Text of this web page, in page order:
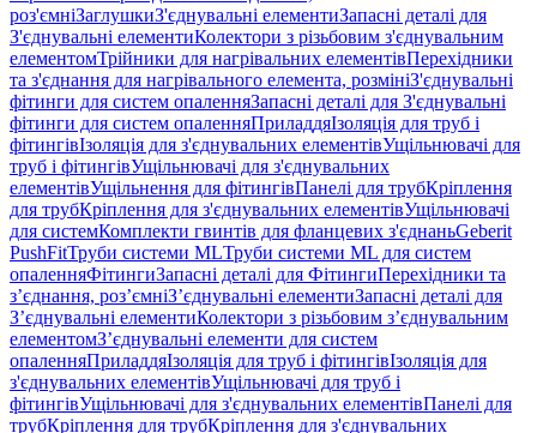
роз'ємніЗаглушкиЗ'єднувальні елементиЗапасні деталі для
З'єднувальні елементиКолектори з різьбовим з'єднувальним
елементомТрійники для нагрівальних елементівПерехідники
та з'єднання для нагрівального елемента, розмініЗ'єднувальні
фітинги для систем опаленняЗапасні деталі для З'єднувальні
фітинги для систем опаленняПриладдяІзоляція для труб і
фітингівІзоляція для з'єднувальних елементівУщільнювачі для
труб і фітингівУщільнювачі для з'єднувальних
елементівУщільнення для фітингівПанелі для трубКріплення
для трубКріплення для з'єднувальних елементівУщільнювачі
для системКомплекти гвинтів для фланцевих з'єднаньGeberit
PushFitТруби системи MLТруби системи ML для систем
опаленняФітингиЗапасні деталі для ФітингиПерехідники та
з’єднання, роз’ємніЗ’єднувальні елементиЗапасні деталі для
З’єднувальні елементиКолектори з різьбовим з’єднувальним
елементомЗ’єднувальні елементи для систем
опаленняПриладдяІзоляція для труб і фітингівІзоляція для
з'єднувальних елементівУщільнювачі для труб і
фітингівУщільнювачі для з'єднувальних елементівПанелі для
трубКріплення для трубКріплення для з'єднувальних